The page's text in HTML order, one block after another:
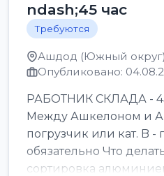
ndash;45 час
Требуются
Ашдод (Южный округ)
Опубликовано:
РАБОТНИК СКЛАДА -
Между Ашкелоном и
погрузчик или кат. B -
обязательно Что
сортировка